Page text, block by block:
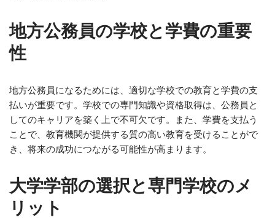
地方公務員の学校と学費の重要
性
地方公務員になるためには、適切な学校での教育と学費の支
払いが重要です。学校での専門知識や資格取得は、公務員と
してのキャリアを築く上で不可欠です。また、学費を支払う
ことで、教育機関が提供する質の高い教育を受けることがで
き、将来の成功につながる可能性が高まります。
大学学部の選択と専門学校のメ
リット